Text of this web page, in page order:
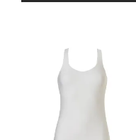
variaties.